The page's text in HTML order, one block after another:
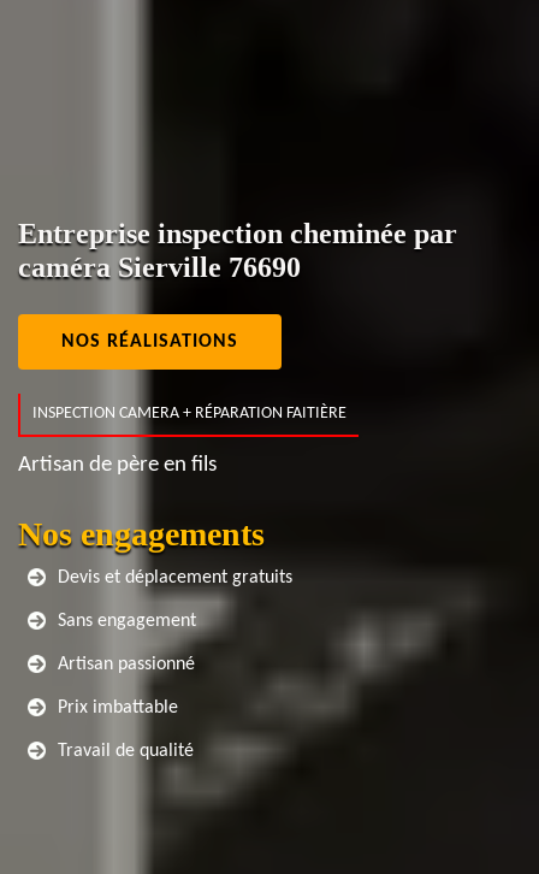
Entreprise inspection cheminée par
caméra Sierville 76690
NOS RÉALISATIONS
INSPECTION CAMERA + RÉPARATION FAITIÈRE
Artisan de père en fils
Nos engagements
Devis et déplacement gratuits
Sans engagement
Artisan passionné
Prix imbattable
Travail de qualité